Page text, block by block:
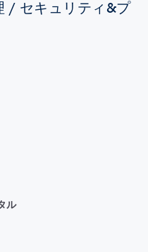
/ セキュリティ&プ
ル